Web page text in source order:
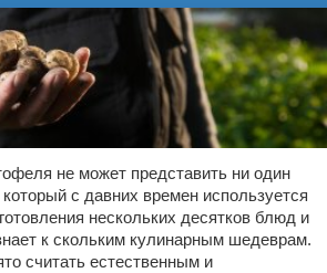
не может представить ни один
с давних времен используется
нескольких десятков блюд и
к скольким кулинарным шедеврам.
считать естественным и